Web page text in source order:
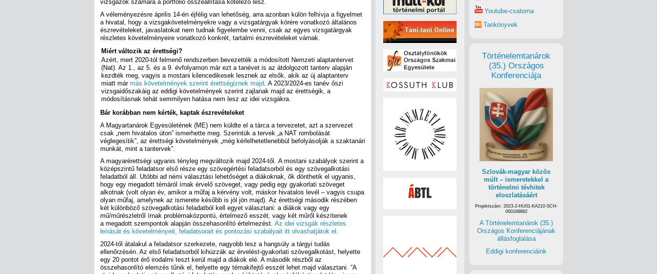
vizsgázók számára a portfólió összeállítása kötelező lesz.
A véleményezésre április 14-én éjfélig van lehetőség, arra azonban külön felhívja a figyelmet
a hivatal, hogy a vizsgakövetelményekre vagy a vizsgatárgyak körére vonatkozó általános
észrevételeket, javaslatokat nem tudnak figyelembe venni, csak az egyes vizsgatárgyak
részletes követelményeire vonatkozó konkrét, tartalmi észrevételeket várnak.
Miért változik az érettségi?
Azért, mert 2020-tól felmenő rendszerben bevezették a módosított Nemzeti alaptantervet
(Nat). Az 1., az 5. és a 9. évfolyamon már ezt a tanévet is az átdolgozott tanterv alapján
kezdték meg, vagyis a mostani kilencedikesek lesznek az elsők, akik az új alaptanterv
miatt már más követelmények szerint érettségiznek majd. A 2023/2024-es tanév őszi
vizsgaidőszakáig az eddigi követelmények szerint zajlanak majd az érettségik, a
módosításnak tehát semmilyen hatása nem lesz az idei vizsgákra.
Bár korábban nem kérték, kaptak észrevételeket
A Magyartanárok Egyesületének (ME) nem küldte el a tárca a tervezetet, azt a szervezet
csak „nem hivatalos úton” ismerhette meg. Szerintük a tervek „a NAT rombolását
véglegesítik”, az érettségi követelmények „még kérlelhetetlenebbül befolyásolják a szaktanári
munkát, mint a tantervek”.
A magyarérettségi ugyanis tényleg megváltozik majd 2024-től. A mostani szabályok szerint a
középszintű feladatsor első része egy szövegértési feladatsorból és egy szövegalkotási
feladatból áll. Utóbbi ad némi választási lehetőséget a diákoknak, ők dönthetik el ugyanis,
hogy egy megadott témáról írnak érvelő szöveget, vagy pedig egy gyakorlati szöveget
alkotnak (volt olyan év, amikor a műfaj a kérvény volt, máskor hivatalos levél – vagyis csupa
olyan műfaj, amelynek az ismerete később is jól jön majd). Az érettségi második részében
két különböző szövegalkotási feladatból kell egyet választani: a diákok vagy egy
mű/műrészletről írnak problémaközpontú, értelmező esszét, vagy két műről készítenek
a megadott szempontok alapján összehasonlító értelmezést. Az idei vizsgák részletes
leírását és követelményeit, feladatsorait és pontozási szabályait itt olvashatjátok el.
2024-től átalakul a feladatsor szerkezete, nagyobb lesz a hangsúly a tárgyi tudás
ellenőrzésén. Az első feladatsorból kihúzzák az érvelést-gyakorlati szövegalkotást, helyette
egy 20 pontot érő irodalmi teszt kerül majd a diákok elé. A második részből az
összehasonlító elemzés tűnik el, helyette egy témakifejtő esszét lehet majd választani. “A
Youtube-csatorna
Tankönyvek
Történelemtanárok
(35.) Országos
Konferenciája
Szlovák-magyar közös
múlt – ismeretekkel a
történelmi tévhitek
eloszlatásáért
Projektszám: 2023-2-HU01-KA210-SCH-
000169882
A Történelemtanárok (35.)
Országos Konferenciájának
állásfoglalása
Eddigi konferenciáink